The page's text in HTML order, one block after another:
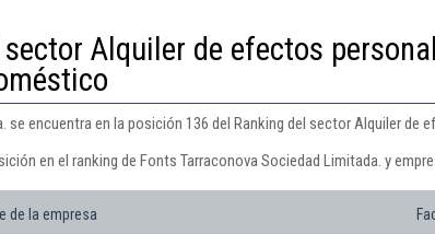
sector Alquiler de efectos
se encuentra en la posición 136 del Ranking del sector Alquiler de
en el ranking de Fonts Tarraconova Sociedad Limitada. y
de la empresa